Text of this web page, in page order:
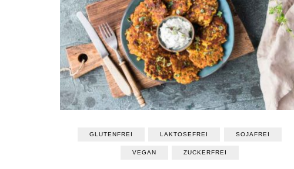
GLUTENFREI LAKTOSEFREI SOJAFREI
VEGAN ZUCKERFREI